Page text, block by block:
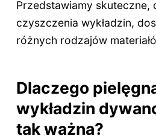
Przedstawiamy skuteczne,
czyszczenia wykładzin,
różnych rodzajów
Dlaczego
wykładzin
tak ważna?